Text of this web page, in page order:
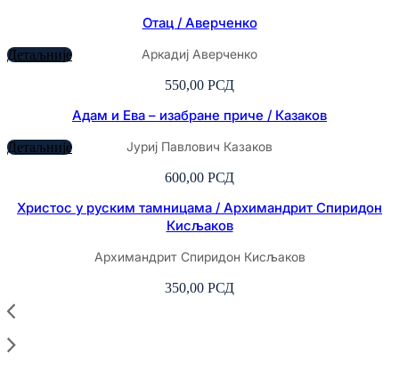
Отац / Аверченко
Аркадиј Аверченко
550,00 РСД
Детаљније
Адам и Ева – изабране приче / Казаков
Јуриј Павлович Казаков
600,00 РСД
Детаљније
Христос у руским тамницама / Архимандрит Спиридон
Кисљаков
Архимандрит Спиридон Кисљаков
350,00 РСД